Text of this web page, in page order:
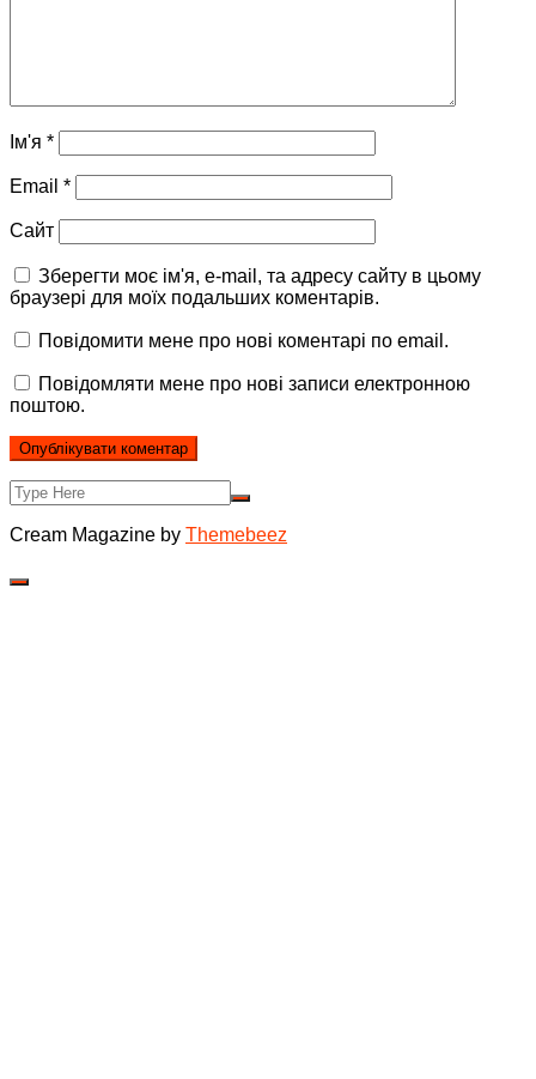
Ім'я *
Email *
Сайт
Зберегти моє ім'я, e-mail, та адресу сайту в цьому
браузері для моїх подальших коментарів.
Повідомити мене про нові коментарі по email.
Повідомляти мене про нові записи електронною
поштою.
Cream Magazine by Themebeez